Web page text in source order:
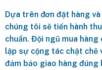
Dựa trên đơn đặt hàng
chúng tôi sẽ tiến hành
chuẩn. Đội ngũ mua
lập sự cộng tác chặt chẽ
đảm bảo giao hàng